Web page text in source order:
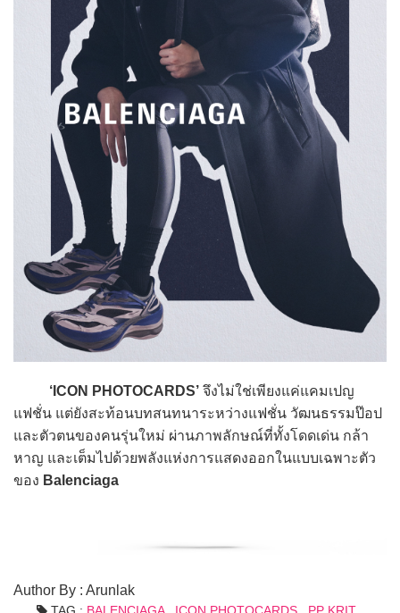
‘ICON PHOTOCARDS’ จึงไม่ใช่เพียงแค่แคมเปญ
แฟชั่น แต่ยังสะท้อนบทสนทนาระหว่างแฟชั่น วัฒนธรรมป๊อป
และตัวตนของคนรุ่นใหม่ ผ่านภาพลักษณ์ที่ทั้งโดดเด่น กล้า
หาญ และเต็มไปด้วยพลังแห่งการแสดงออกในแบบเฉพาะตัว
ของ Balenciaga
Author By : Arunlak